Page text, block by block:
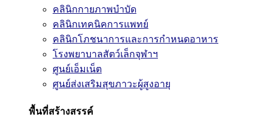
คลินิกกายภาพบำบัด
คลินิกเทคนิคการแพทย์
คลินิกโภชนาการและการกำหนดอาหาร
โรงพยาบาลสัตว์เล็กจุฬาฯ
ศูนย์เอ็มเน็ต
ศูนย์ส่งเสริมสุขภาวะผู้สูงอายุ
พื้นที่สร้างสรรค์